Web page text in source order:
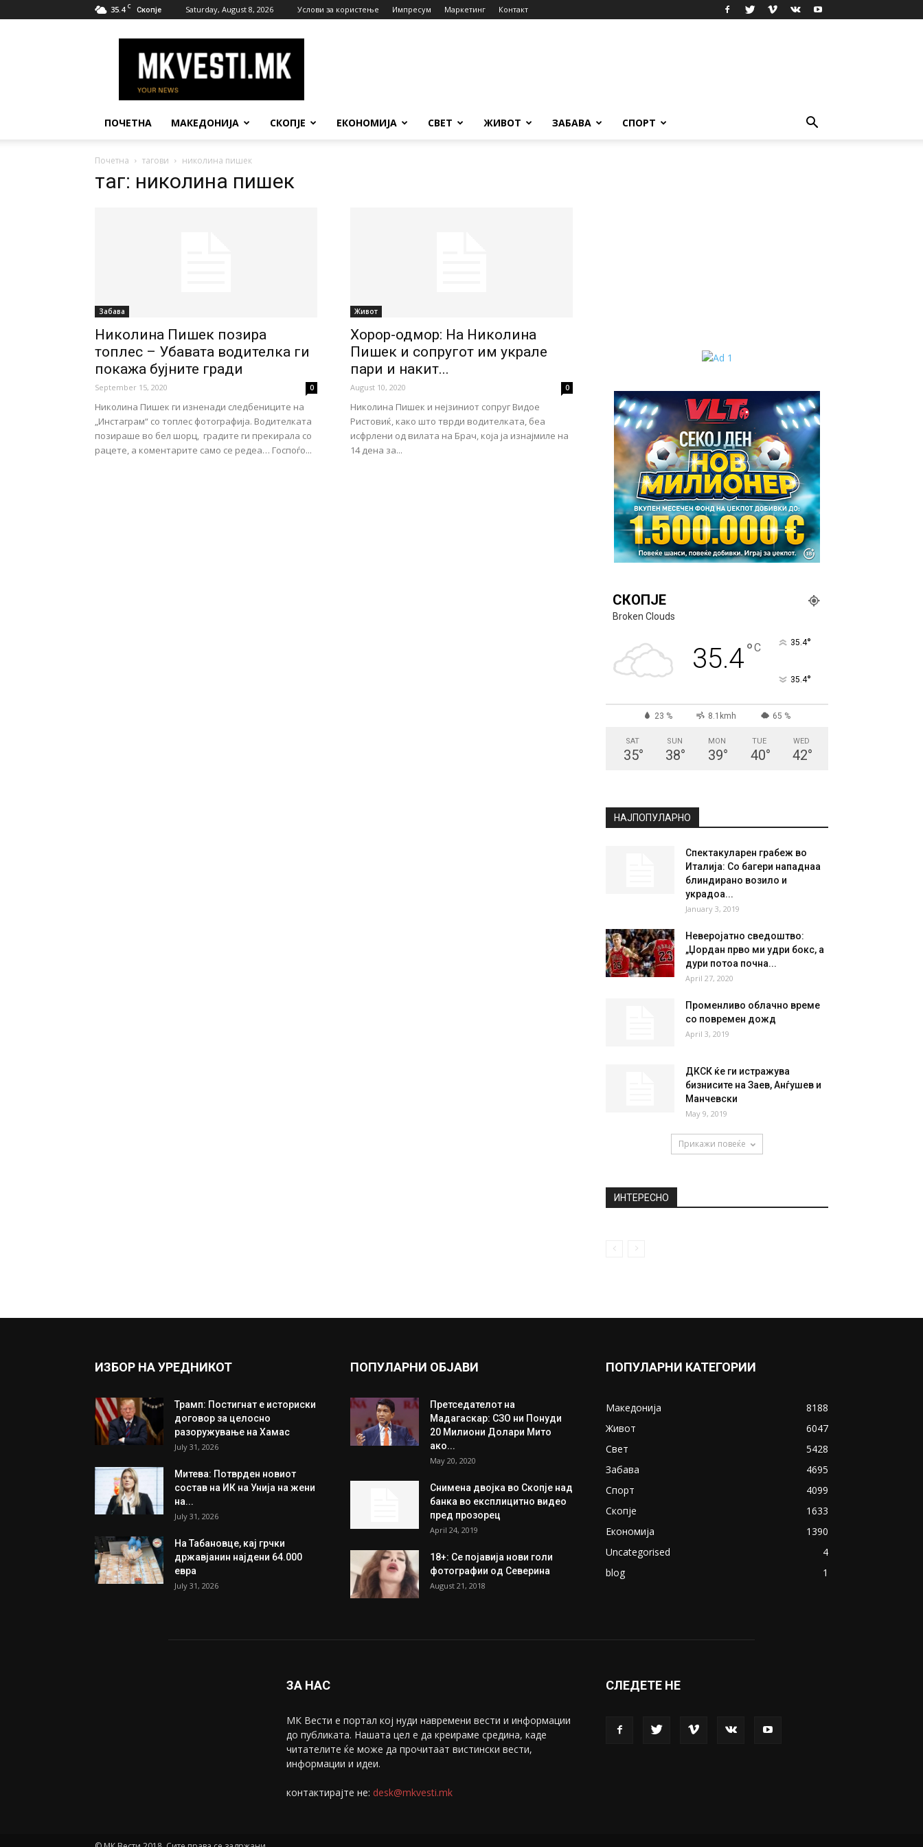
35.4 C Скопје Saturday, August 8, 2026 Услови за користење Импресум Маркетинг Контакт
Вести
ПОЧЕТНА МАКЕДОНИЈА СКОПЈЕ ЕКОНОМИЈА СВЕТ ЖИВОТ ЗАБАВА СПОРТ
Почетна тагови николина пишек
таг: николина пишек
Забава
Николина Пишек позира
топлес – Убавата водителка ги
покажа бујните гради
September 15, 2020 0
Николина Пишек ги изненади следбениците на
„Инстаграм“ со топлес фотографија. Водителката
позираше во бел шорц, градите ги прекирала со
рацете, а коментарите само се редеа… Госпоѓо...
Живот
Хорор-одмор: На Николина
Пишек и сопругот им украле
пари и накит...
August 10, 2020 0
Николина Пишек и нејзиниот сопруг Видое
Ристовиќ, како што тврди водителката, беа
исфрлени од вилата на Брач, која ја изнајмиле на
14 дена за...
СКОПЈЕ
Broken Clouds
35.4°C 35.4°
35.4°
23 % 8.1kmh 65 %
SAT
35°
SUN
38°
MON
39°
TUE
40°
WED
42°
НАЈПОПУЛАРНО
Спектакуларен грабеж во
Италија: Со багери нападнаа
блиндирано возило и
украдоа...
January 3, 2019
Неверојатно сведоштво:
„Џордан прво ми удри бокс, а
дури потоа почна...
April 27, 2020
Променливо облачно време
со повремен дожд
April 3, 2019
ДКСК ќе ги истражува
бизнисите на Заев, Анѓушев и
Манчевски
May 9, 2019
Прикажи повеќе
ИНТЕРЕСНО
ИЗБОР НА УРЕДНИКОТ
Трамп: Постигнат е историски
договор за целосно
разоружување на Хамас
July 31, 2026
Митева: Потврден новиот
состав на ИК на Унија на жени
на...
July 31, 2026
На Табановце, кај грчки
државјанин најдени 64.000
евра
July 31, 2026
ПОПУЛАРНИ ОБЈАВИ
Претседателот на
Мадагаскар: СЗО ни Понуди
20 Милиони Долари Мито
ако...
May 20, 2020
Снимена двојка во Скопје над
банка во експлицитно видео
пред прозорец
April 24, 2019
18+: Се појавија нови голи
фотографии од Северина
August 21, 2018
ПОПУЛАРНИ КАТЕГОРИИ
Македонија
8188
Живот
6047
Свет
5428
Забава
4695
Спорт
4099
Скопје
1633
Економија
1390
Uncategorised
4
blog
1
ЗА НАС
МК Вести е портал коj нуди навремени вести и информации
до публиката. Нашата цел е да креираме средина, каде
читателите ќе може да прочитаат вистински вести,
информации и идеи.
контактирајте не: desk@mkvesti.mk
СЛЕДЕТЕ НЕ